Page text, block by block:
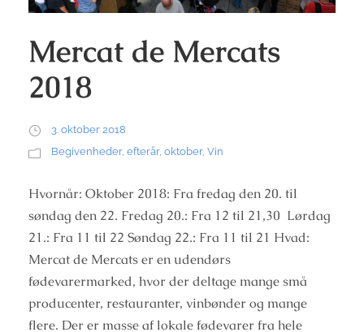
Mercat de Mercats
2018
3. oktober 2018
Begivenheder, efterår, oktober, Vin
Hvornår: Oktober 2018: Fra fredag den 20. til
søndag den 22. Fredag 20.: Fra 12 til 21,30 Lørdag
21.: Fra 11 til 22 Søndag 22.: Fra 11 til 21 Hvad:
Mercat de Mercats er en udendørs
fødevarermarked, hvor der deltage mange små
producenter, restauranter, vinbønder og mange
flere. Der er masse af lokale fødevarer fra hele